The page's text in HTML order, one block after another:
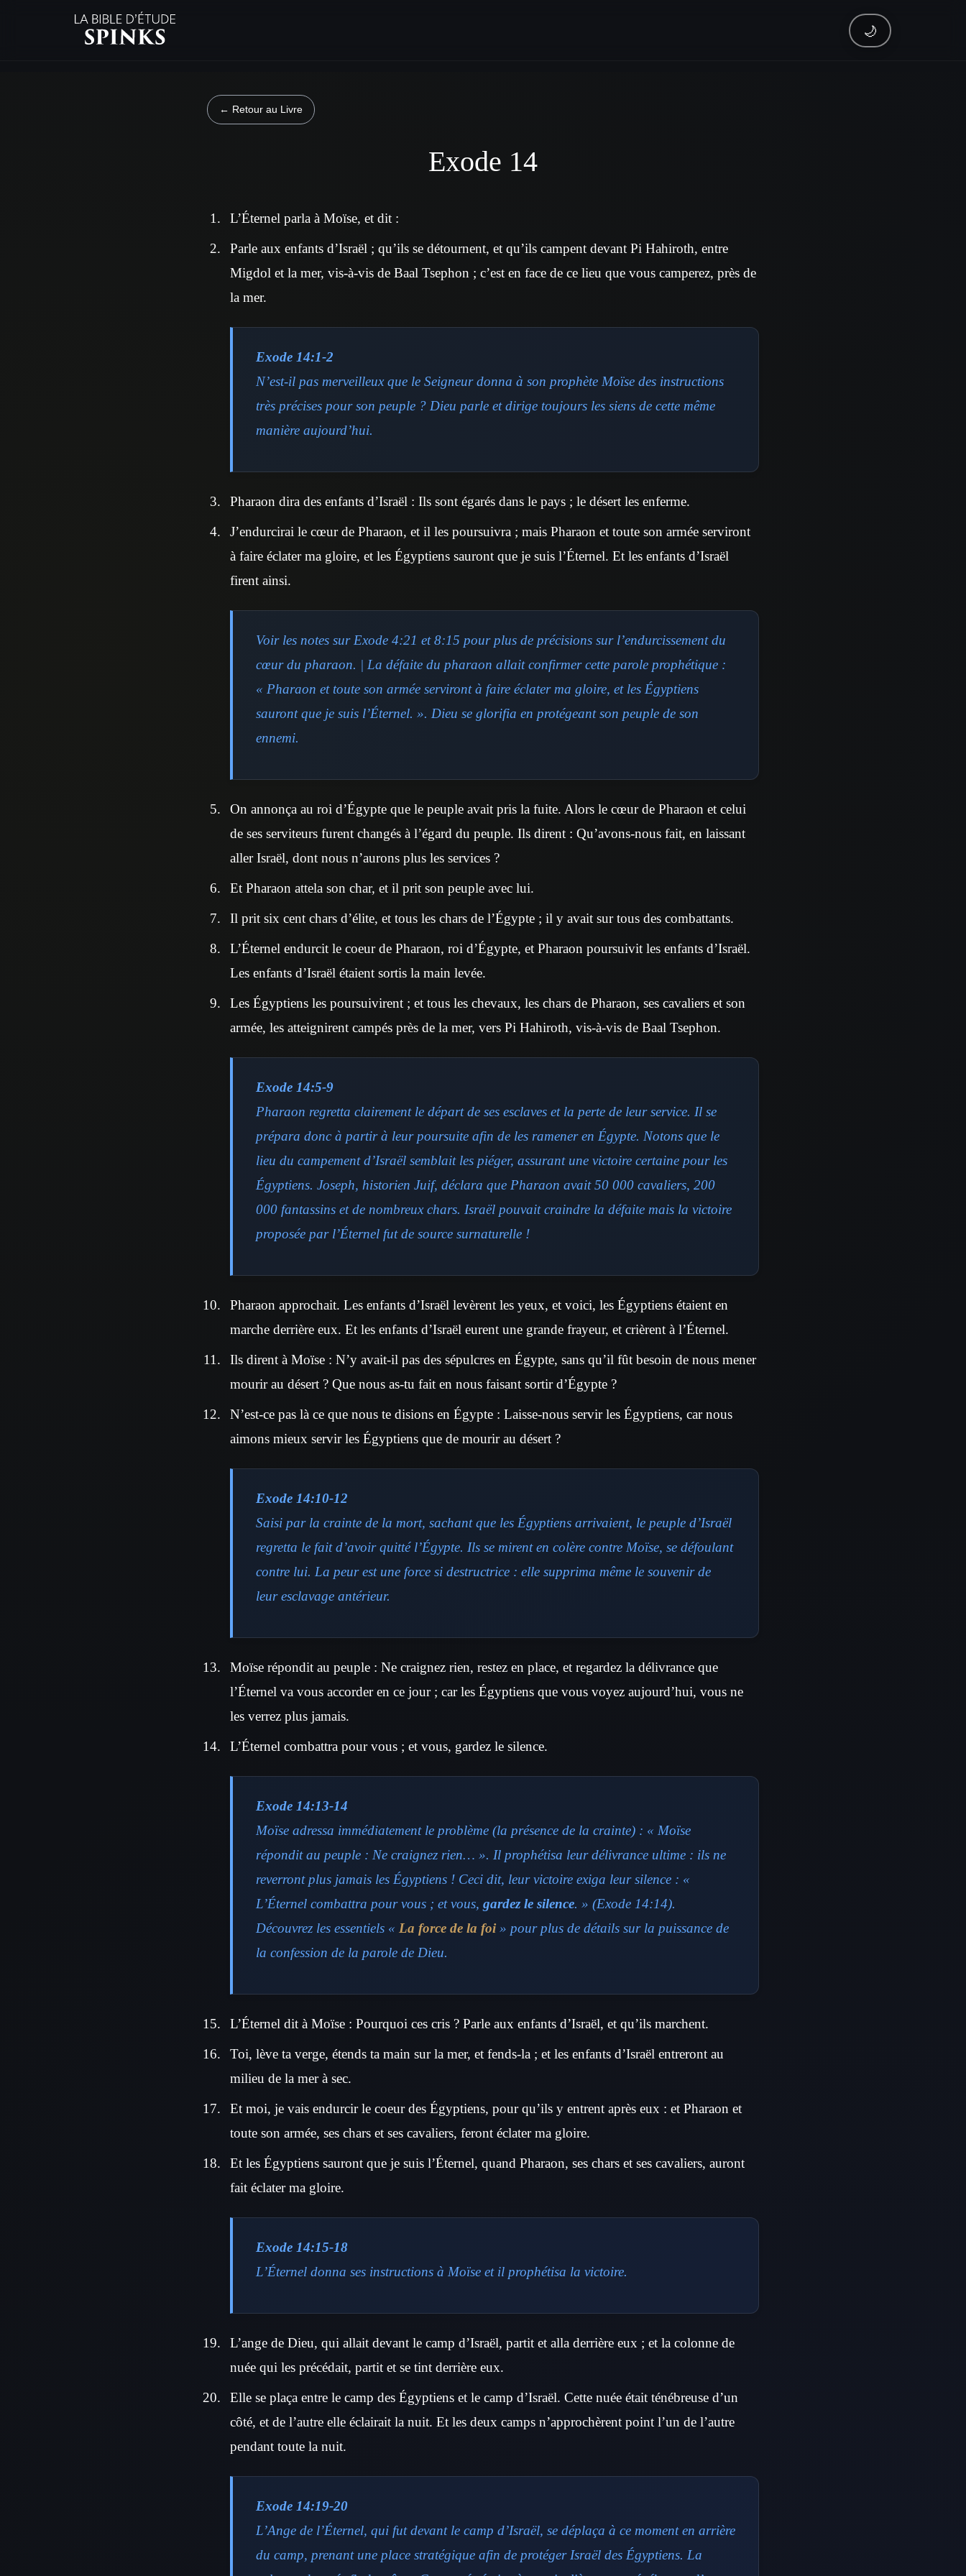
🌙
← Retour au Livre
Exode 14
L’Éternel parla à Moïse, et dit :
Parle aux enfants d’Israël ; qu’ils se détournent, et qu’ils campent devant Pi Hahiroth, entre
Migdol et la mer, vis-à-vis de Baal Tsephon ; c’est en face de ce lieu que vous camperez, près de
la mer.
Exode 14:1-2
N’est-il pas merveilleux que le Seigneur donna à son prophète Moïse des instructions
très précises pour son peuple ? Dieu parle et dirige toujours les siens de cette même
manière aujourd’hui.
Pharaon dira des enfants d’Israël : Ils sont égarés dans le pays ; le désert les enferme.
J’endurcirai le cœur de Pharaon, et il les poursuivra ; mais Pharaon et toute son armée serviront
à faire éclater ma gloire, et les Égyptiens sauront que je suis l’Éternel. Et les enfants d’Israël
firent ainsi.
Voir les notes sur Exode 4:21 et 8:15 pour plus de précisions sur l’endurcissement du
cœur du pharaon. | La défaite du pharaon allait confirmer cette parole prophétique :
« Pharaon et toute son armée serviront à faire éclater ma gloire, et les Égyptiens
sauront que je suis l’Éternel. ». Dieu se glorifia en protégeant son peuple de son
ennemi.
On annonça au roi d’Égypte que le peuple avait pris la fuite. Alors le cœur de Pharaon et celui
de ses serviteurs furent changés à l’égard du peuple. Ils dirent : Qu’avons-nous fait, en laissant
aller Israël, dont nous n’aurons plus les services ?
Et Pharaon attela son char, et il prit son peuple avec lui.
Il prit six cent chars d’élite, et tous les chars de l’Égypte ; il y avait sur tous des combattants.
L’Éternel endurcit le coeur de Pharaon, roi d’Égypte, et Pharaon poursuivit les enfants d’Israël.
Les enfants d’Israël étaient sortis la main levée.
Les Égyptiens les poursuivirent ; et tous les chevaux, les chars de Pharaon, ses cavaliers et son
armée, les atteignirent campés près de la mer, vers Pi Hahiroth, vis-à-vis de Baal Tsephon.
Exode 14:5-9
Pharaon regretta clairement le départ de ses esclaves et la perte de leur service. Il se
prépara donc à partir à leur poursuite afin de les ramener en Égypte. Notons que le
lieu du campement d’Israël semblait les piéger, assurant une victoire certaine pour les
Égyptiens. Joseph, historien Juif, déclara que Pharaon avait 50 000 cavaliers, 200
000 fantassins et de nombreux chars. Israël pouvait craindre la défaite mais la victoire
proposée par l’Éternel fut de source surnaturelle !
Pharaon approchait. Les enfants d’Israël levèrent les yeux, et voici, les Égyptiens étaient en
marche derrière eux. Et les enfants d’Israël eurent une grande frayeur, et crièrent à l’Éternel.
Ils dirent à Moïse : N’y avait-il pas des sépulcres en Égypte, sans qu’il fût besoin de nous mener
mourir au désert ? Que nous as-tu fait en nous faisant sortir d’Égypte ?
N’est-ce pas là ce que nous te disions en Égypte : Laisse-nous servir les Égyptiens, car nous
aimons mieux servir les Égyptiens que de mourir au désert ?
Exode 14:10-12
Saisi par la crainte de la mort, sachant que les Égyptiens arrivaient, le peuple d’Israël
regretta le fait d’avoir quitté l’Égypte. Ils se mirent en colère contre Moïse, se défoulant
contre lui. La peur est une force si destructrice : elle supprima même le souvenir de
leur esclavage antérieur.
Moïse répondit au peuple : Ne craignez rien, restez en place, et regardez la délivrance que
l’Éternel va vous accorder en ce jour ; car les Égyptiens que vous voyez aujourd’hui, vous ne
les verrez plus jamais.
L’Éternel combattra pour vous ; et vous, gardez le silence.
Exode 14:13-14
Moïse adressa immédiatement le problème (la présence de la crainte) : « Moïse
répondit au peuple : Ne craignez rien… ». Il prophétisa leur délivrance ultime : ils ne
reverront plus jamais les Égyptiens ! Ceci dit, leur victoire exiga leur silence : «
L’Éternel combattra pour vous ; et vous, gardez le silence. » (Exode 14:14).
Découvrez les essentiels « La force de la foi» pour plus de détails sur la puissance de
la confession de la parole de Dieu.
L’Éternel dit à Moïse : Pourquoi ces cris ? Parle aux enfants d’Israël, et qu’ils marchent.
Toi, lève ta verge, étends ta main sur la mer, et fends-la ; et les enfants d’Israël entreront au
milieu de la mer à sec.
Et moi, je vais endurcir le coeur des Égyptiens, pour qu’ils y entrent après eux : et Pharaon et
toute son armée, ses chars et ses cavaliers, feront éclater ma gloire.
Et les Égyptiens sauront que je suis l’Éternel, quand Pharaon, ses chars et ses cavaliers, auront
fait éclater ma gloire.
Exode 14:15-18
L’Éternel donna ses instructions à Moïse et il prophétisa la victoire.
L’ange de Dieu, qui allait devant le camp d’Israël, partit et alla derrière eux ; et la colonne de
nuée qui les précédait, partit et se tint derrière eux.
Elle se plaça entre le camp des Égyptiens et le camp d’Israël. Cette nuée était ténébreuse d’un
côté, et de l’autre elle éclairait la nuit. Et les deux camps n’approchèrent point l’un de l’autre
pendant toute la nuit.
Exode 14:19-20
L’Ange de l’Éternel, qui fut devant le camp d’Israël, se déplaça à ce moment en arrière
du camp, prenant une place stratégique afin de protéger Israël des Égyptiens. La